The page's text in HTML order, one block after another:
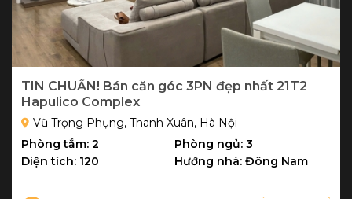
TIN CHUẨN! Bán căn góc 3PN đẹp nhất 21T2
Hapulico Complex
Vũ Trọng Phụng, Thanh Xuân, Hà Nội
Phòng tắm: 2
Phòng ngủ: 3
Diện tích: 120
Hướng nhà: Đông Nam